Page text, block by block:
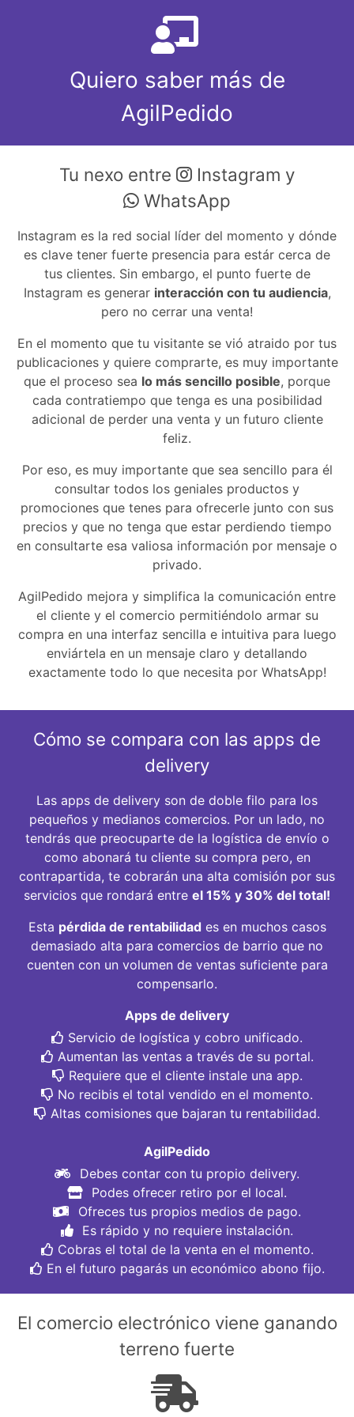
Quiero saber más de
AgilPedido
Tu nexo entre
Instagram y
WhatsApp
Instagram es la red social líder del momento y dónde
es clave tener fuerte presencia para estár cerca de
tus clientes. Sin embargo, el punto fuerte de
Instagram es generar interacción con tu audiencia,
pero no cerrar una venta!
En el momento que tu visitante se vió atraido por tus
publicaciones y quiere comprarte, es muy importante
que el proceso sea lo más sencillo posible, porque
cada contratiempo que tenga es una posibilidad
adicional de perder una venta y un futuro cliente
feliz.
Por eso, es muy importante que sea sencillo para él
consultar todos los geniales productos y
promociones que tenes para ofrecerle junto con sus
precios y que no tenga que estar perdiendo tiempo
en consultarte esa valiosa información por mensaje o
privado.
AgilPedido mejora y simplifica la comunicación entre
el cliente y el comercio permitiéndolo armar su
compra en una interfaz sencilla e intuitiva para luego
enviártela en un mensaje claro y detallando
exactamente todo lo que necesita por WhatsApp!
Cómo se compara con las apps de
delivery
Las apps de delivery son de doble filo para los
pequeños y medianos comercios. Por un lado, no
tendrás que preocuparte de la logística de envío o
como abonará tu cliente su compra pero, en
contrapartida, te cobrarán una alta comisión por sus
servicios que rondará entre el 15% y 30% del total!
Esta pérdida de rentabilidad es en muchos casos
demasiado alta para comercios de barrio que no
cuenten con un volumen de ventas suficiente para
compensarlo.
Apps de delivery
Servicio de logística y cobro unificado.
Aumentan las ventas a través de su portal.
Requiere que el cliente instale una app.
No recibis el total vendido en el momento.
Altas comisiones que bajaran tu rentabilidad.
AgilPedido
Debes contar con tu propio delivery.
Podes ofrecer retiro por el local.
Ofreces tus propios medios de pago.
Es rápido y no requiere instalación.
Cobras el total de la venta en el momento.
En el futuro pagarás un económico abono fijo.
El comercio electrónico viene ganando
terreno fuerte